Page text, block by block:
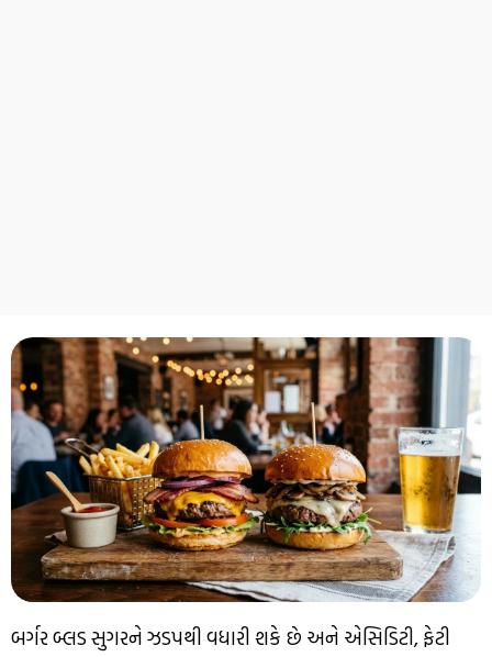
બર્ગર બ્લડ સુગરને ઝડપથી વધારી શકે છે અને એસિડિટી, ફેટી